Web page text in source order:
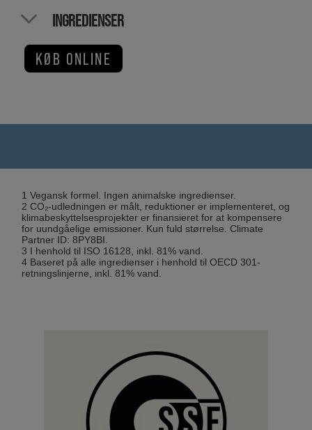
INGREDIENSER
KØB ONLINE
1 Vegansk formel. Ingen animalske ingredienser.
2 CO₂-udledningen er målt, reduktioner er implementeret, og
klimabeskyttelsesprojekter er finansieret for at kompensere
for uundgåelige emissioner. Kun fuld størrelse. Climate
Partner ID: 8PY8BI.
3 I henhold til ISO 16128, inkl. 81% vand.
4 Baseret på alle ingredienser i henhold til OECD 301-
retningslinjerne, inkl. 81% vand.